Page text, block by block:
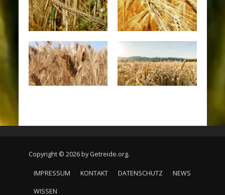
Copyright © 2026 by Getreide.org.
IMPRESSUM KONTAKT DATENSCHUTZ NEWS
WISSEN